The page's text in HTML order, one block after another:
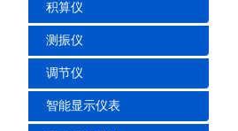
积算仪
测振仪
调节仪
智能显示仪表